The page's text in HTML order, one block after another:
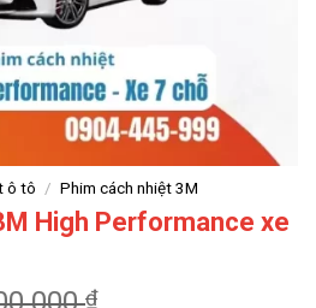
ô tô / Phim cách nhiệt 3M
High Performance xe
₫